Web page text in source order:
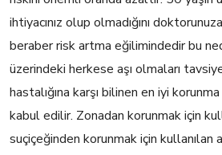
ihtiyacınız olup olmadığını
beraber risk artma eğilimindedir bu
üzerindeki herkese aşı olmaları
hastalığına karşı bilinen en iyi
kabul edilir. Zonadan korunmak için
suçiçeğinden korunmak için kullanılan